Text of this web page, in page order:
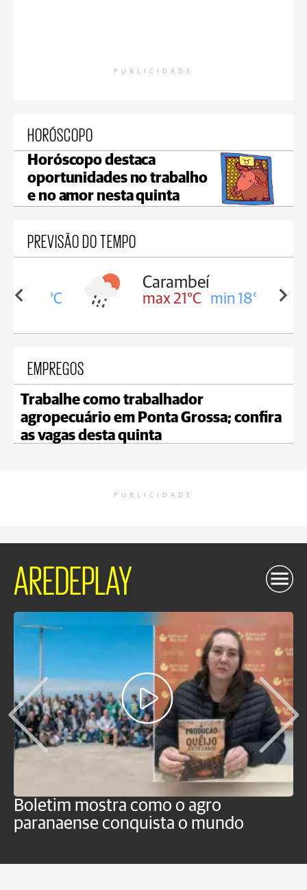
PUBLICIDADE
HORÓSCOPO
Horóscopo destaca
oportunidades no trabalho
e no amor nesta quinta
PREVISÃO DO TEMPO
18°C
Carambeí
max 21°C min 18°C
EMPREGOS
Trabalhe como trabalhador
agropecuário em Ponta Grossa; confira
as vagas desta quinta
PUBLICIDADE
AREDEPLAY
Boletim mostra como o agro
paranaense conquista o mundo